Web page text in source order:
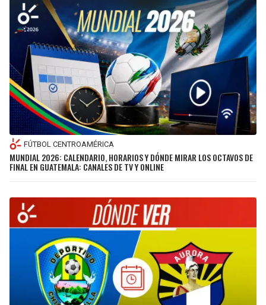
FÚTBOL CENTROAMÉRICA
MUNDIAL 2026: CALENDARIO, HORARIOS Y DÓNDE MIRAR LOS OCTAVOS DE
FINAL EN GUATEMALA: CANALES DE TV Y ONLINE